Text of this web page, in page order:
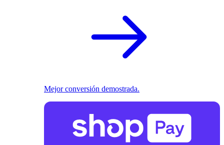
Mejor conversión demostrada.